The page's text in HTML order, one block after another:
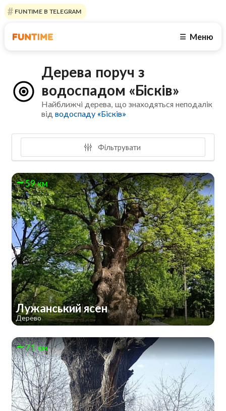
FUNTIME В TELEGRAM
☰ Меню
Дерева поруч з
водоспадом «Бісків»
Найближчі дерева, що знаходяться неподалік
відводоспаду «Бісків»
Фільтрувати
59 км
Лужанський ясен
Дерево
71 км